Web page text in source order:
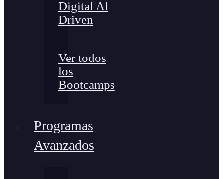
Digital Al
Driven
Ver todos
los
Bootcamps
Programas
Avanzados